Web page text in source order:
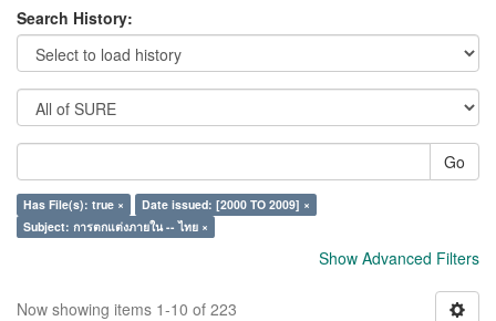
Search History:
Go
Has File(s): true ×
Date issued: [2000 TO 2009] ×
Subject: การตกแต่งภายใน -- ไทย ×
Show Advanced Filters
Now showing items 1-10 of 223